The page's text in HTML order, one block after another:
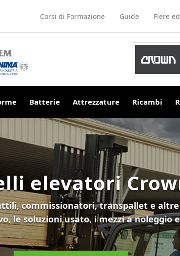
Corsi di Formazione Guide Fiere
Batterie Attrezzature Ricambi
elevatori
commissionatori, transpallet e altre
le soluzioni usato, i mezzi a noleggio